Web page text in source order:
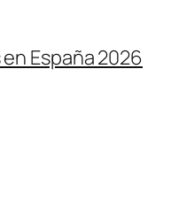
España 2026